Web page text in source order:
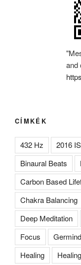
and
CÍMKÉK
432 Hz 2016
Binaural Beats
Carbon Based
Chakra Balancing
Deep Meditation
Focus
Germind
Healing